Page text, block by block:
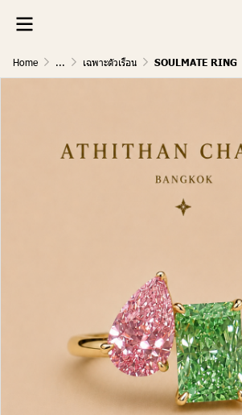
Home ... เฉพาะตัวเรือน SOULMATE RING